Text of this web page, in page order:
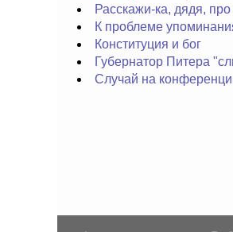
Расскажи-ка, дядя,
К проблеме
Конституция и бог
Губернатор Питера
Случай на